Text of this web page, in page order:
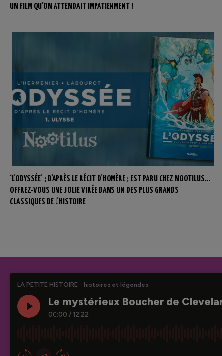
UN FILM QU’ON ATTENDAIT IMPATIEMMENT !
‘L’ODYSSÉE’ ; D’APRÈS LE RÉCIT D’HOMÈRE ; EST PARU CHEZ NOOTILUS…
OFFREZ-VOUS UNE JOLIE VIRÉE DANS UN DES PLUS GRANDS
CLASSIQUES DE L’HISTOIRE